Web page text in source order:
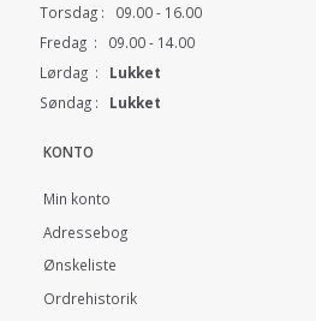
Torsdag : 09.00 - 16.00
Fredag : 09.00 - 14.00
Lørdag : Lukket
Søndag : Lukket
KONTO
Min konto
Adressebog
Ønskeliste
Ordrehistorik